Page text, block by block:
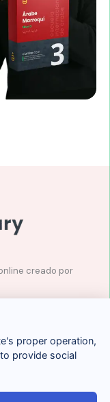
creado por
proper operation,
provide social